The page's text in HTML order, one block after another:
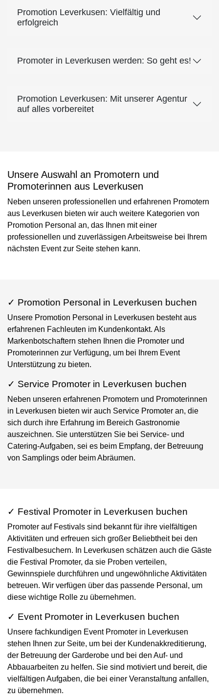
Promotion Leverkusen: Vielfältig und
erfolgreich
Promoter in Leverkusen werden: So geht es!
Promotion Leverkusen: Mit unserer Agentur
auf alles vorbereitet
Unsere Auswahl an Promotern und
Promoterinnen aus Leverkusen
Neben unseren professionellen und erfahrenen Promotern
aus Leverkusen bieten wir auch weitere Kategorien von
Promotion Personal an, das Ihnen mit einer
professionellen und zuverlässigen Arbeitsweise bei Ihrem
nächsten Event zur Seite stehen kann.
✓ Promotion Personal in Leverkusen buchen
Unsere Promotion Personal in Leverkusen besteht aus
erfahrenen Fachleuten im Kundenkontakt. Als
Markenbotschaftern stehen Ihnen die Promoter und
Promoterinnen zur Verfügung, um bei Ihrem Event
Unterstützung zu bieten.
✓ Service Promoter in Leverkusen buchen
Neben unseren erfahrenen Promotern und Promoterinnen
in Leverkusen bieten wir auch Service Promoter an, die
sich durch ihre Erfahrung im Bereich Gastronomie
auszeichnen. Sie unterstützen Sie bei Service- und
Catering-Aufgaben, sei es beim Empfang, der Betreuung
von Samplings oder beim Abräumen.
✓ Festival Promoter in Leverkusen buchen
Promoter auf Festivals sind bekannt für ihre vielfältigen
Aktivitäten und erfreuen sich großer Beliebtheit bei den
Festivalbesuchern. In Leverkusen schätzen auch die Gäste
die Festival Promoter, da sie Proben verteilen,
Gewinnspiele durchführen und ungewöhnliche Aktivitäten
betreuen. Wir verfügen über das passende Personal, um
diese wichtige Rolle zu übernehmen.
✓ Event Promoter in Leverkusen buchen
Unsere fachkundigen Event Promoter in Leverkusen
stehen Ihnen zur Seite, um bei der Kundenakkreditierung,
der Betreuung der Garderobe und bei den Auf- und
Abbauarbeiten zu helfen. Sie sind motiviert und bereit, die
vielfältigen Aufgaben, die bei einer Veranstaltung anfallen,
zu übernehmen.